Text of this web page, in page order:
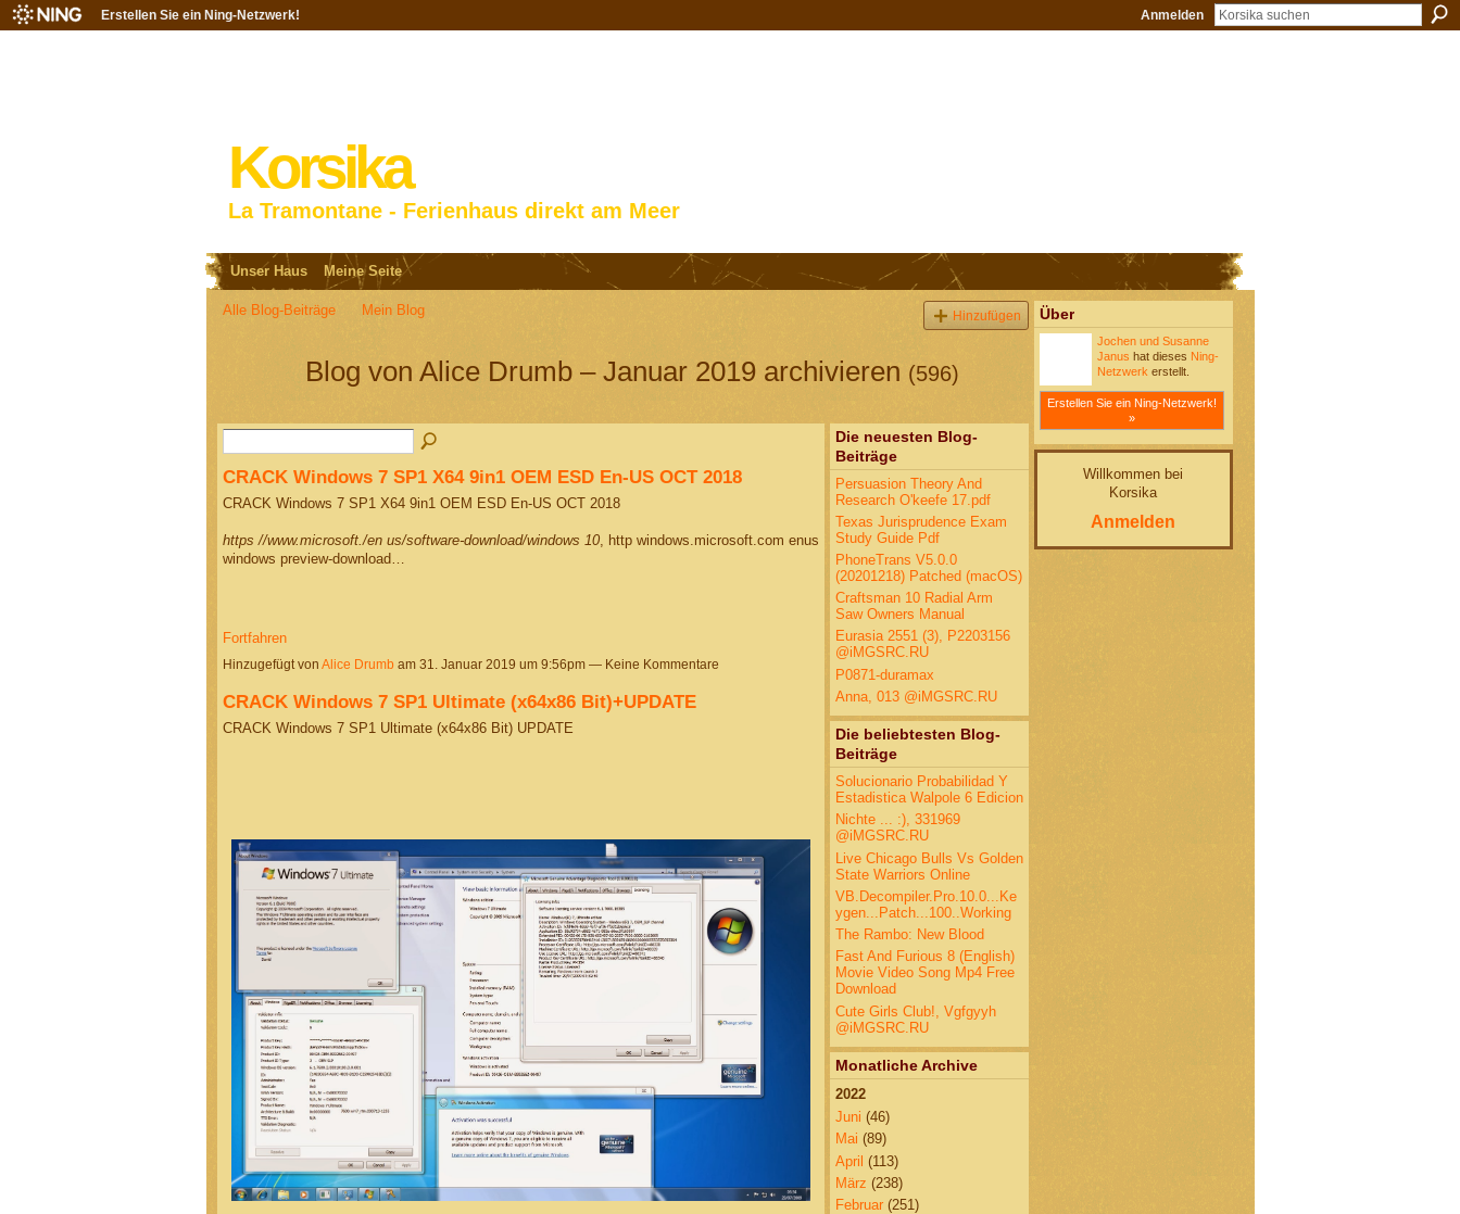
Erstellen Sie ein Ning-Netzwerk! Anmelden
Korsika
La Tramontane - Ferienhaus direkt am Meer
Unser Haus Meine Seite
Alle Blog-Beiträge Mein Blog Hinzufügen
Blog von Alice Drumb – Januar 2019 archivieren (596)
CRACK Windows 7 SP1 X64 9in1 OEM ESD En-US OCT 2018
CRACK Windows 7 SP1 X64 9in1 OEM ESD En-US OCT 2018
https //www.microsoft./en us/software-download/windows 10, http windows.microsoft.com enus
windows preview-download…
Fortfahren
Hinzugefügt von Alice Drumb am 31. Januar 2019 um 9:56pm — Keine Kommentare
CRACK Windows 7 SP1 Ultimate (x64x86 Bit)+UPDATE
CRACK Windows 7 SP1 Ultimate (x64x86 Bit) UPDATE
Die neuesten Blog-
Beiträge
Persuasion Theory And
Research O'keefe 17.pdf
Texas Jurisprudence Exam
Study Guide Pdf
PhoneTrans V5.0.0
(20201218) Patched (macOS)
Craftsman 10 Radial Arm
Saw Owners Manual
Eurasia 2551 (3), P2203156
@iMGSRC.RU
P0871-duramax
Anna, 013 @iMGSRC.RU
Die beliebtesten Blog-
Beiträge
Solucionario Probabilidad Y
Estadistica Walpole 6 Edicion
Nichte ... :), 331969
@iMGSRC.RU
Live Chicago Bulls Vs Golden
State Warriors Online
VB.Decompiler.Pro.10.0...Ke
ygen...Patch...100..Working
The Rambo: New Blood
Fast And Furious 8 (English)
Movie Video Song Mp4 Free
Download
Cute Girls Club!, Vgfgyyh
@iMGSRC.RU
Monatliche Archive
2022
Juni (46)
Mai (89)
April (113)
März (238)
Februar(251)
Über
Jochen und Susanne
Janus hat dieses Ning-
Netzwerk erstellt.
Erstellen Sie ein Ning-Netzwerk!
»
Willkommen bei
Korsika
Anmelden